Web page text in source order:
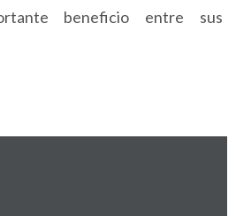
beneficio entre sus